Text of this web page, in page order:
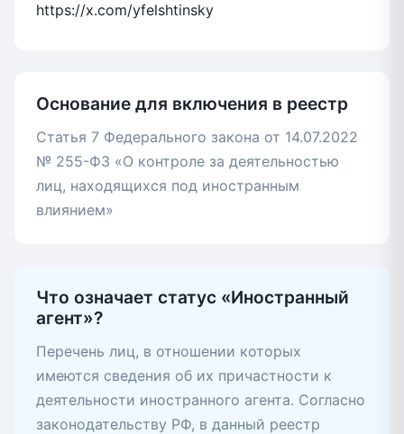
https://x.com/yfelshtinsky
Основание для включения в реестр
Статья 7 Федерального закона от 14.07.2022
№ 255-ФЗ «О контроле за деятельностью
лиц, находящихся под иностранным
влиянием»
Что означает статус «Иностранный
агент»?
Перечень лиц, в отношении которых
имеются сведения об их причастности к
деятельности иностранного агента. Согласно
законодательству РФ, в данный реестр